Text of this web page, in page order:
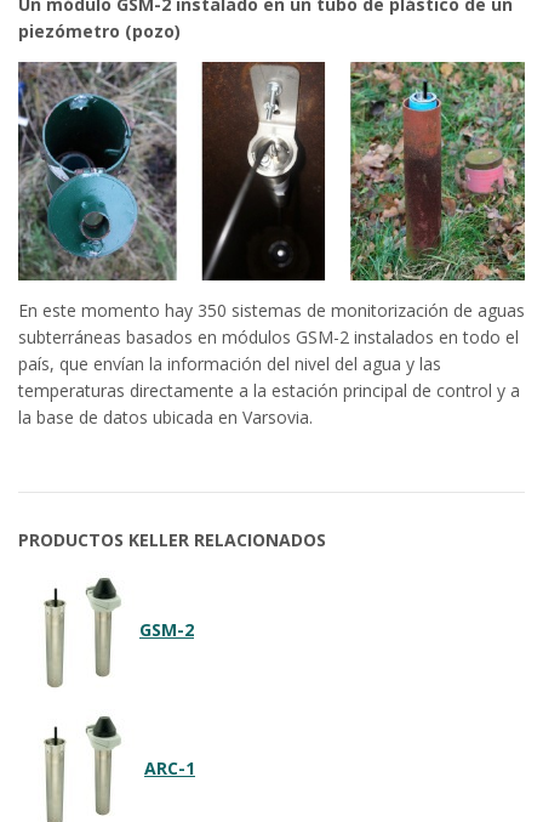
piezómetro (pozo)
En este momento hay 350 sistemas de monitorización de aguas
subterráneas basados en módulos GSM-2 instalados en todo el
país, que envían la información del nivel del agua y las
temperaturas directamente a la estación principal de control y a
la base de datos ubicada en Varsovia.
PRODUCTOS KELLER RELACIONADOS
GSM-2
ARC-1